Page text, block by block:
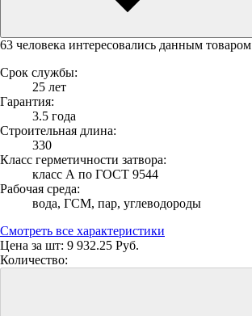
63 человека интересовались данным товаром
Срок службы:
25 лет
Гарантия:
3.5 года
Строительная длина:
330
Класс герметичности затвора:
класс А по ГОСТ 9544
Рабочая среда:
вода, ГСМ, пар, углеводороды
Смотреть все характеристики
Цена за шт: 9 932.25 Руб.
Количество: